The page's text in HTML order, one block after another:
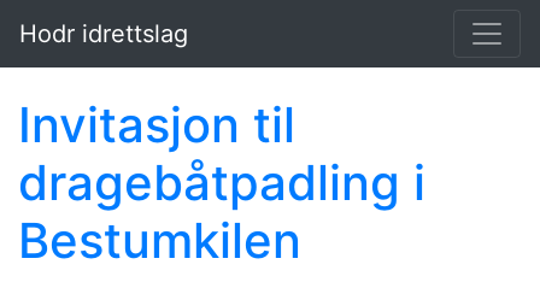
Hopp til hovedinnholdet
Hodr idrettslag
Invitasjon til
dragebåtpadling i
Bestumkilen